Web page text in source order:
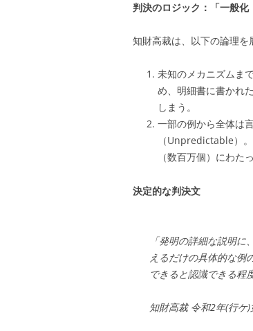
判決のロジック：「一般化
知財高裁は、以下の論理を
未知のメカニズムま
め、明細書に書かれ
しまう。
一部の例から全体は
（Unpredictable）
（数百万個）にわた
決定的な判決文
「発明の詳細な説明
えるだけの具体的な
できると認識できる程
知財高裁 令和2年(行ケ